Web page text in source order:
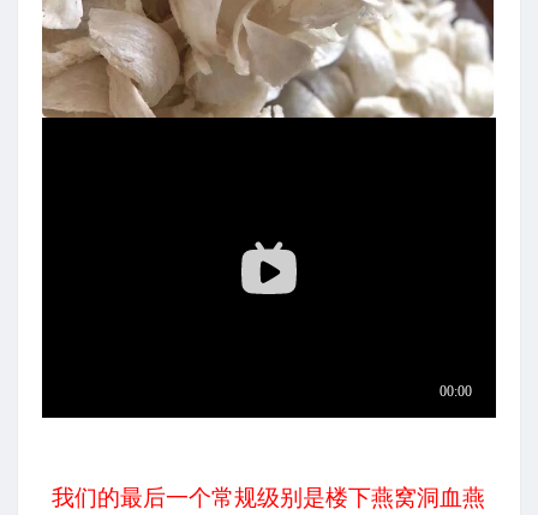
我们的最后一个常规级别是楼下燕窝洞血燕